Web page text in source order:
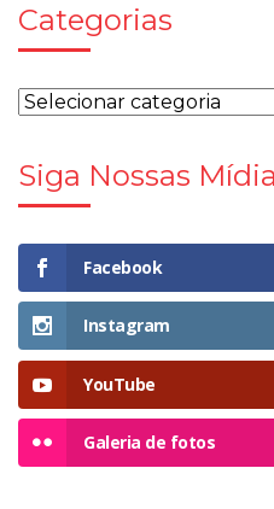
Categorias
Siga Nossas
Facebook
Instagram
YouTube
Galeria de fotos